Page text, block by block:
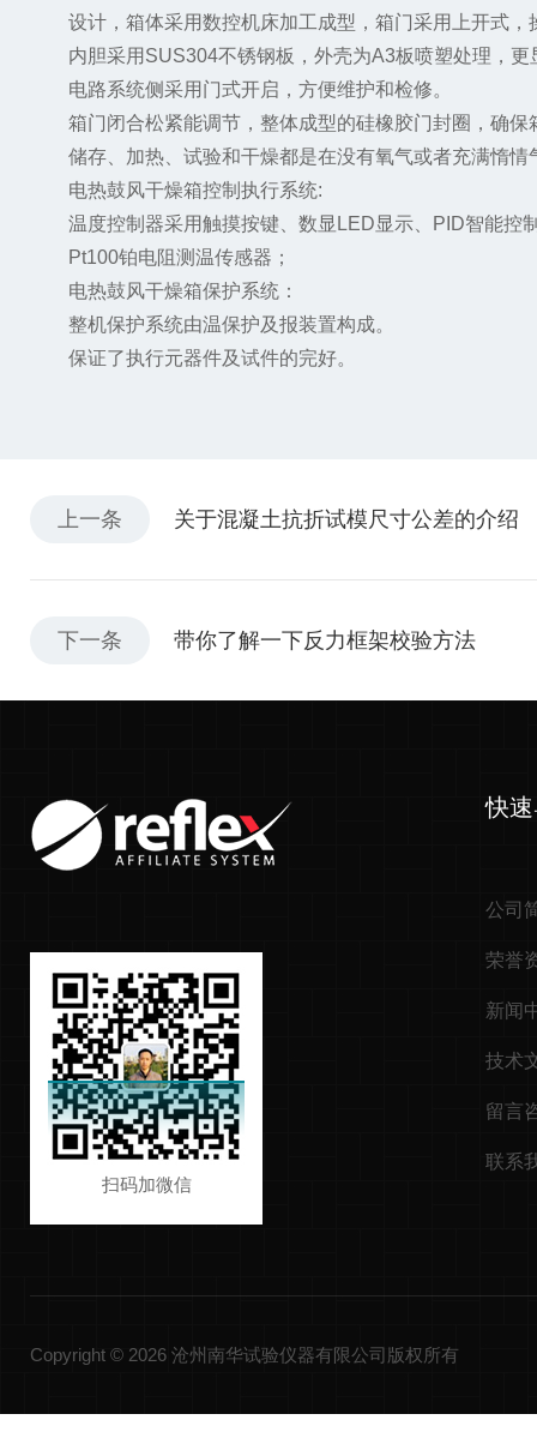
设计，箱体采用数控机床加工成型，箱门采用上开式，
内胆采用SUS304不锈钢板，外壳为A3板喷塑处理，更
电路系统侧采用门式开启，方便维护和检修。
箱门闭合松紧能调节，整体成型的硅橡胶门封圈，确保
储存、加热、试验和干燥都是在没有氧气或者充满惰情
电热鼓风干燥箱控制执行系统:
温度控制器采用触摸按键、数显LED显示、PID智能控
Pt100铂电阻测温传感器；
电热鼓风干燥箱保护系统：
整机保护系统由温保护及报装置构成。
保证了执行元器件及试件的完好。
上一条 关于混凝土抗折试模尺寸公差的介绍
下一条 带你了解一下反力框架校验方法
扫码加微信
快
公司
荣誉
新闻
技术
留言
联系
Copyright © 2026 沧州南华试验仪器有限公司版权所有